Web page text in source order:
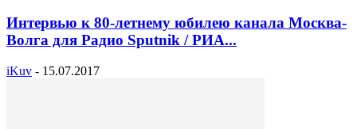
Интервью к 80-летнему юбилею канала Москва-
Волга для Радио Sputnik / РИА...
iKuv - 15.07.2017